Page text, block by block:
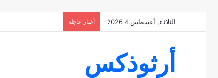
الثلاثاء, أغسطس 4 2026 أخبار عاجلة
أرثوذكس